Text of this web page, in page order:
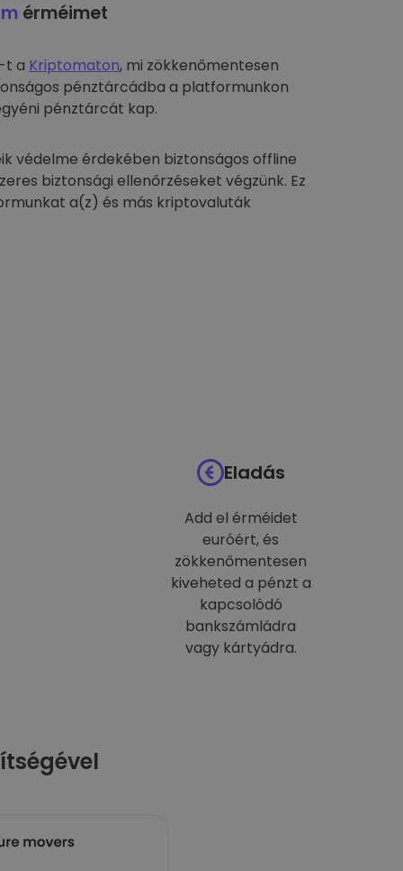
érméimet
t a Kriptomaton, mi zökkenőmentesen
pénztárcádba a platformunkon
pénztárcát kap.
védelme érdekében biztonságos offline
biztonsági ellenőrzéseket végzünk. Ez
a(z) és más kriptovaluták
Eladás
Add el érméidet
euróért, és
zökkenőmentesen
kiveheted a pénzt a
kapcsolódó
bankszámládra
vagy kártyádra.